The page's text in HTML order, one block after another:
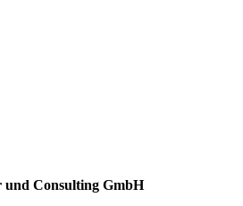
Consulting GmbH